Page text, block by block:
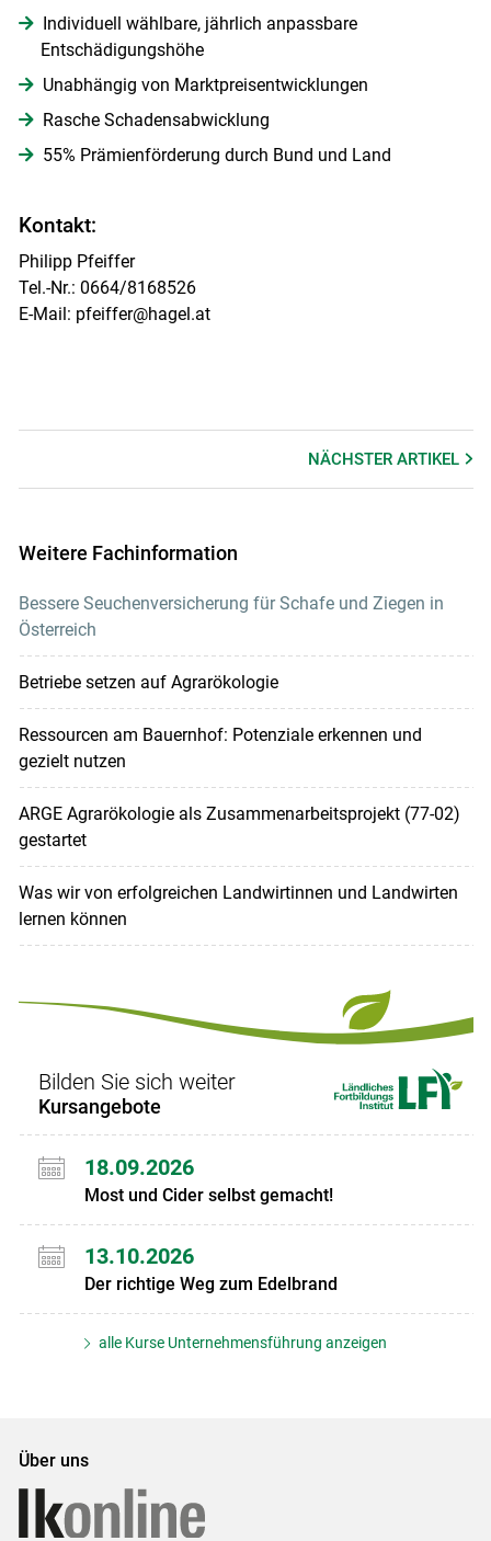
Individuell wählbare, jährlich anpassbare
Entschädigungshöhe
Unabhängig von Marktpreisentwicklungen
Rasche Schadensabwicklung
55% Prämienförderung durch Bund und Land
Kontakt:
Philipp Pfeiffer
Tel.-Nr.: 0664/8168526
E-Mail: pfeiffer@hagel.at
NÄCHSTERARTIKEL
Weitere Fachinformation
Bessere Seuchenversicherung für Schafe und Ziegen in
Österreich
Betriebe setzen auf Agrarökologie
Ressourcen am Bauernhof: Potenziale erkennen und
gezielt nutzen
ARGE Agrarökologie als Zusammenarbeitsprojekt (77-02)
gestartet
Was wir von erfolgreichen Landwirtinnen und Landwirten
lernen können
Bilden Sie sich weiter
Kursangebote
18.09.2026
Most und Cider selbst gemacht!
13.10.2026
Der richtige Weg zum Edelbrand
alle Kurse Unternehmensführung anzeigen
Über uns